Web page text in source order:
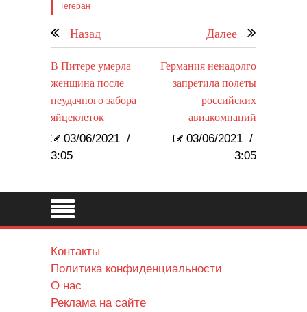
Тегеран
Назад Далее
В Питере умерла
женщина после
неудачного забора
яйцеклеток
03/06/2021 /
3:05
Германия ненадолго
запретила полеты
российских
авиакомпаний
03/06/2021 /
3:05
Контакты
Политика конфиденциальности
О нас
Реклама на сайте